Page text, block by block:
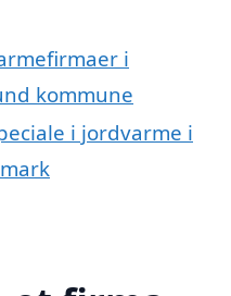
i
kommune
i jordvarme i